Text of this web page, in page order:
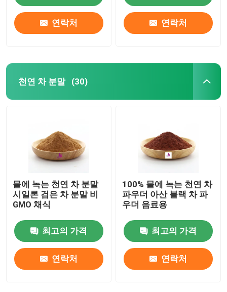
연락처 연락처
천연 차 분말 (30)
물에 녹는 천연 차 분말
시일론 검은 차 분말 비
GMO 채식
최고의 가격
연락처
100% 물에 녹는 천연 차
파우더 아산 블랙 차 파
우더 음료용
최고의 가격
연락처